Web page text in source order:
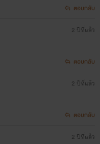
ตอบกลับ
2 ปีที่แล้ว
ตอบกลับ
2 ปีที่แล้ว
ตอบกลับ
2 ปีที่แล้ว